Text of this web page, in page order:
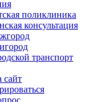
поликлиника
консультация
транспорт
сайт